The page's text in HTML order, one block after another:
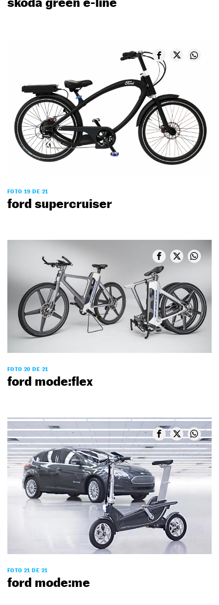
FOTO 19 DE 21
ford supercruiser
FOTO 20 DE 21
ford mode:flex
FOTO 21 DE 21
ford mode:me